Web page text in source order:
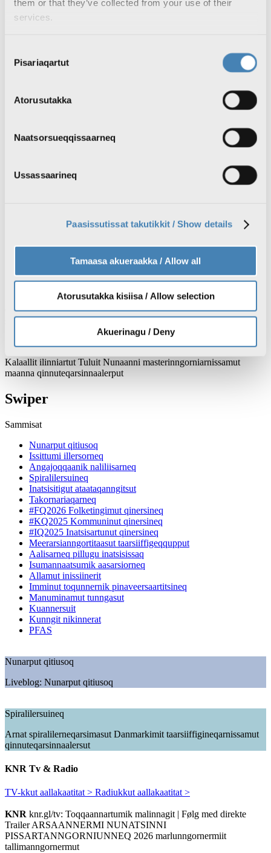
them or that they’ve collected from your use of their
services.
Selection
Pisariaqartut
Atorusutakka
Naatsorsueqqissaarneq
Ussassaarineq
Paasissutissat takutikkit / Show details
Tamaasa akueraakka / Allow all
Atorusutakka kisiisa / Allow selection
Akuerinagu / Deny
Engrosimiit tillinneqartut
Kufferti aningaasarpassuarnik imaqartoq mittarfimmi
Qajarissanik Københavnimi qajartoqatigiittoqarpat
Qilakitsormiut Uummannap katersugaasiviani nutaamik
saqqummersinneqarput
Qilakitsormiut Uummannap katersugaasiviani nutaamik
saqqummersinneqarput
Kalaallit ilinniartut Tuluit Nunaanni masterinngorniarnissamut
maanna qinnuteqarsinnaalerput
Swiper
Sammisat
Nunarput qitiusoq
Issittumi illersorneq
Angajoqqaanik naliliisarneq
Spiralilersuineq
Inatsisitigut ataataqanngitsut
Takornariaqarneq
#FQ2026 Folketingimut qinersineq
#KQ2025 Kommuninut qinersineq
#IQ2025 Inatsisartunut qinersineq
Meerarsianngortitaasut taarsiiffigeqqupput
Aalisarneq pillugu inatsisissaq
Isumannaatsumik aasarsiorneq
Allamut inissiinerit
Imminut toqunnernik pinaveersaartitsineq
Manuminamut tunngasut
Kuannersuit
Kunngit nikinnerat
PFAS
Nunarput qitiusoq
Liveblog: Nunarput qitiusoq
Spiralilersuineq
Arnat spiralilerneqarsimasut Danmarkimit taarsiiffigineqarnissamut
qinnuteqarsinnaalersut
KNR Tv & Radio
TV-kkut aallakaatitat > Radiukkut aallakaatitat >
KNR knr.gl/tv: Toqqaannartumik malinnagit | Følg med direkte
Trailer ARSAANNERMI NUNATSINNI
PISSARTANNGORNIUNNEQ 2026 marlunngornermiit
tallimanngornermut